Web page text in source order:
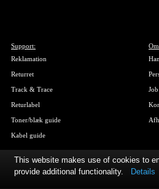
Support:
Reklamation
Returret
Track & Trace
Returlabel
Toner/blæk guide
Kabel guide
This website makes use of cookies to
provide additional functionality.
Details